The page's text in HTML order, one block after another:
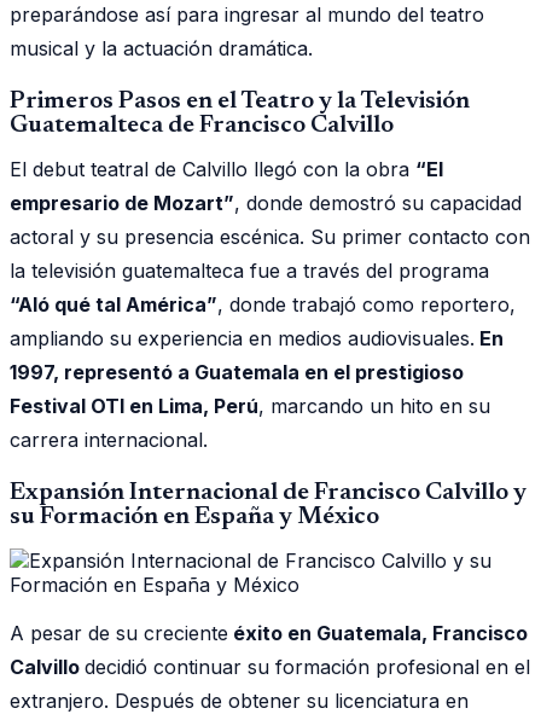
preparándose así para ingresar al mundo del teatro
musical y la actuación dramática.
Primeros Pasos en el Teatro y la Televisión
Guatemalteca de Francisco Calvillo
El debut teatral de Calvillo llegó con la obra “El
empresario de Mozart”, donde demostró su capacidad
actoral y su presencia escénica. Su primer contacto con
la televisión guatemalteca fue a través del programa
“Aló qué tal América”, donde trabajó como reportero,
ampliando su experiencia en medios audiovisuales. En
1997, representó a Guatemala en el prestigioso
Festival OTI en Lima, Perú, marcando un hito en su
carrera internacional.
Expansión Internacional de Francisco Calvillo y
su Formación en España y México
A pesar de su creciente éxito en Guatemala, Francisco
Calvillo decidió continuar su formación profesional en el
extranjero. Después de obtener su licenciatura en